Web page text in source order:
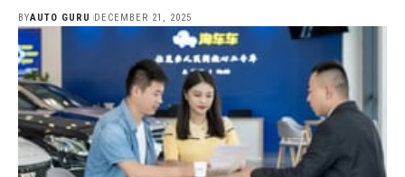
BYAUTO GURU DECEMBER 21, 2025